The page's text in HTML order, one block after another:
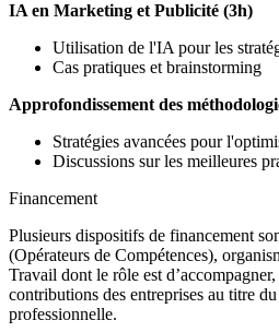
IA en Marketing et Publicité (3h)
Utilisation de l'IA pour les
Cas pratiques et brainstorming
Approfondissement des
Stratégies avancées pour
Discussions sur les meilleures
Financement
Plusieurs dispositifs de financement
(Opérateurs de Compétences),
Travail dont le rôle est
contributions des entreprises au titre
professionnelle.